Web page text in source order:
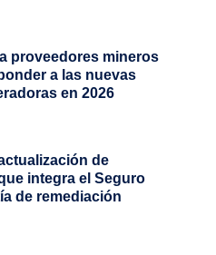
proveedores mineros
a las nuevas
en 2026
de
integra el Seguro
de remediación